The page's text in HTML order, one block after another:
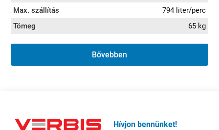
Max. szállítás
794 liter/perc
Tömeg
65 kg
Bővebben
Hívjon bennünket!